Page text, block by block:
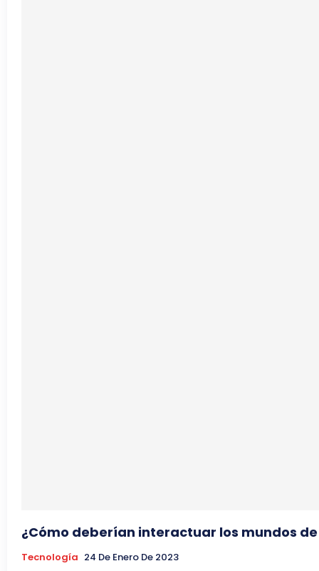
¿Cómo deberían interactuar los mundos
Tecnología 24 De Enero De 2023